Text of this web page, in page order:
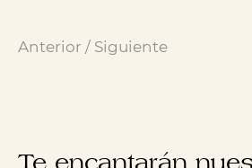
Anterior / Siguiente
Te encantarán